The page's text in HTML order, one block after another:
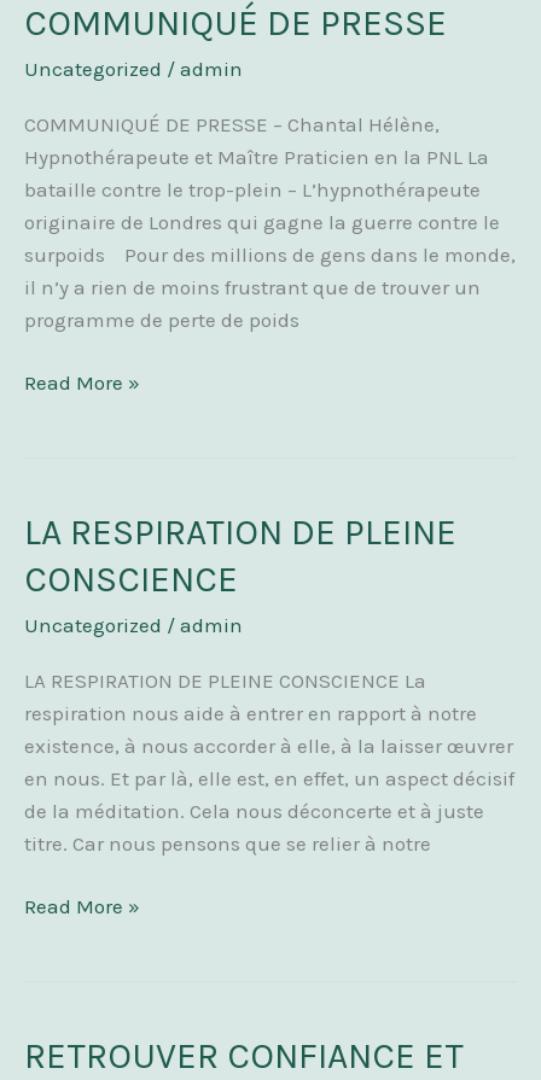
COMMUNIQUÉ DE PRESSE
Uncategorized / admin
COMMUNIQUÉ DE PRESSE – Chantal Hélène,
Hypnothérapeute et Maître Praticien en la PNL La
bataille contre le trop-plein – L’hypnothérapeute
originaire de Londres qui gagne la guerre contre le
surpoids Pour des millions de gens dans le monde,
il n’y a rien de moins frustrant que de trouver un
programme de perte de poids
COMMUNIQUÉ
PRESSE
Read More »
LA RESPIRATION DE PLEINE
CONSCIENCE
Uncategorized / admin
LA RESPIRATION DE PLEINE CONSCIENCE La
respiration nous aide à entrer en rapport à notre
existence, à nous accorder à elle, à la laisser œuvrer
en nous. Et par là, elle est, en effet, un aspect décisif
de la méditation. Cela nous déconcerte et à juste
titre. Car nous pensons que se relier à notre
LA
DE
PLEINE
Read More »
RETROUVER CONFIANCE ET
RETROUVER